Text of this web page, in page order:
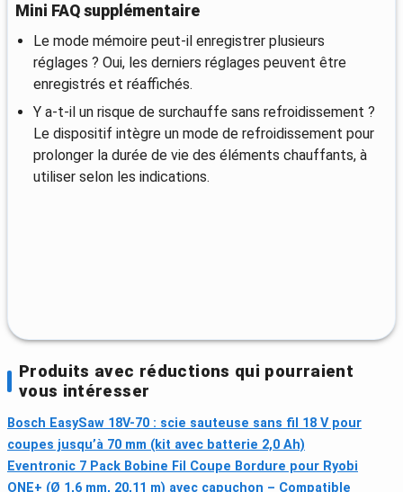
Mini FAQ supplémentaire
Le mode mémoire peut-il enregistrer plusieurs
réglages ? Oui, les derniers réglages peuvent être
enregistrés et réaffichés.
Y a-t-il un risque de surchauffe sans refroidissement ?
Le dispositif intègre un mode de refroidissement pour
prolonger la durée de vie des éléments chauffants, à
utiliser selon les indications.
Produits avec réductions qui pourraient
vous intéresser
Bosch EasySaw 18V-70 : scie sauteuse sans fil 18 V pour
coupes jusqu’à 70 mm (kit avec batterie 2,0 Ah)
Eventronic 7 Pack Bobine Fil Coupe Bordure pour Ryobi
ONE+ (Ø 1,6 mm, 20,11 m) avec capuchon – Compatible